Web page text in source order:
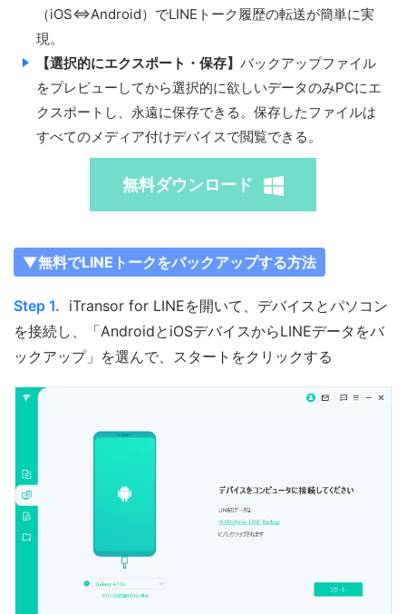
（iOS⇔Android）でLINEトーク履歴の転送が簡単に実
現。
【選択的にエクスポート・保存】 バックアップファイル
をプレビューしてから選択的に欲しいデータのみPCにエ
クスポートし、永遠に保存できる。保存したファイルは
すべてのメディア付けデバイスで閲覧できる。
無料ダウンロード
▼無料でLINEトークをバックアップする方法
Step 1. iTransor for LINEを開いて、デバイスとパソコン
を接続し、「AndroidとiOSデバイスからLINEデータをバ
ックアップ」を選んで、スタートをクリックする